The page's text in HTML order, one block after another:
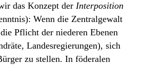
das Konzept der Interposition
Wenn die Zentralgewalt
Pflicht der niederen Ebenen
Landesregierungen), sich
zu stellen. In föderalen